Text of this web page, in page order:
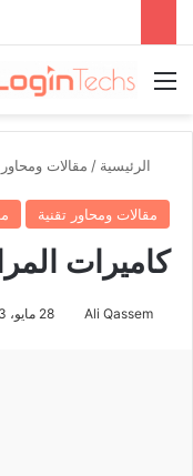
القائمة
الرئيسية / مقالات ومحاور
مقالات ومحاور تقنية
كاميرات
Ali Qassem 28 مايو، 2023